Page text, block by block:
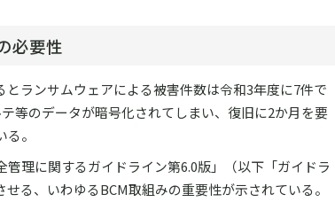
必要性
ランサムウェアによる被害件数は令和3年度に7件で
等のデータが暗号化されてしまい、復旧に2か月を要
。
理に関するガイドライン第6.0版」（以下「ガイドラ
る、いわゆるBCM取組みの重要性が示されている。